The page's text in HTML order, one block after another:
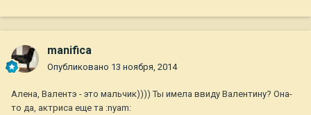
manifica
Опубликовано 13 ноября, 2014
Алена, Валентэ - это мальчик)))) Ты имела ввиду Валентину? Она-
то да, актриса еще та :nyam: